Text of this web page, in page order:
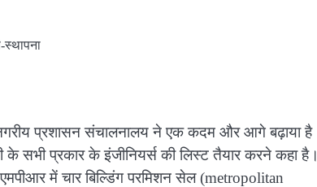
प्रशासन संचालनालय ने एक कदम और आगे बढ़ाया
सभी प्रकार के इंजीनियर्स की लिस्ट तैयार करने कहा है।
में चार बिल्डिंग परमिशन सेल (metropolitan